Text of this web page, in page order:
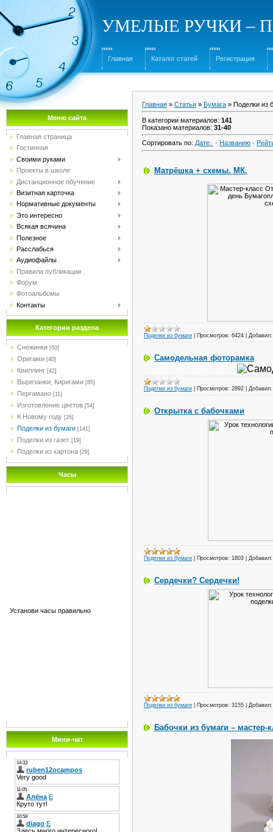
УМЕЛЫЕ РУЧКИ –
Главная Каталог статей Регистрация
Меню сайта
Главная страница
Гостинная
Своими руками
Проекты в школе
Дистанционное обучение
Визитная карточка
Нормативные документы
Это интересно
Всякая всячина
Полезное
Расслабься
Аудиофайлы
Правила публикации
Форум
Фотоальбомы
Контакты
Категории раздела
Снежинки [60]
Оригами [40]
Квиллинг [42]
Вырезанки, Киригами [85]
Пергамано [11]
Изготовление цветов [54]
К Новому году [26]
Поделки из бумаги [141]
Поделки из газет [19]
Поделки из картона [29]
Часы
Установи часы правильно
Мини-чат
Главная » Статьи » Бумага » Поделки из
В категории материалов: 141
Показано материалов: 31-40
Сортировать по: Дате · Названию ·
Матрёшка + схемы. МК.
Поделки из бумаги Просмотров: 6424 Добавил:
Самодельная фоторамка
Поделки из бумаги Просмотров: 2892 Добавил:
Открытка с бабочками
Поделки из бумаги Просмотров: 1803 Добавил:
Сердечки? Сердечки!
Поделки из бумаги Просмотров: 3155 Добавил:
Бабочки из бумаги – мастер-